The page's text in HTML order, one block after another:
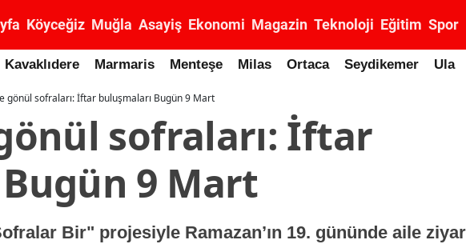
Köyceğiz Muğla Asayiş Ekonomi Magazin Teknoloji Eğitim Spor
Kavaklıdere Marmaris Menteşe Milas Ortaca Seydikemer Ula
gönül sofraları: İftar buluşmaları Bugün 9 Mart
sofraları: İftar
9 Mart
Bir" projesiyle Ramazan’ın 19. gününde aile